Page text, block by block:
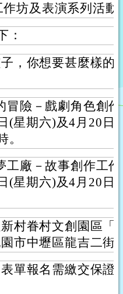
坊及表演系列活動
：
，你想要甚麼樣的
冒險－戲劇角色創
(星期六)及4月20日
。
工廠－故事創作工
(星期六)及4月20日
村眷村文創園區「
市中壢區龍吉二街
單報名需繳交保證